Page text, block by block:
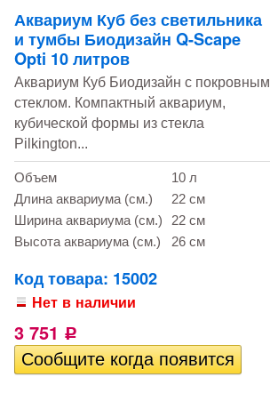
Аквариум Куб без светильника
и тумбы Биодизайн Q-Scape
Opti 10 литров
Аквариум Куб Биодизайн с покровным
стеклом. Компактный аквариум,
кубической формы из стекла
Pilkington...
Объем
10 л
Длина аквариума (см.)
22 см
Ширина аквариума (см.)
22 см
Высота аквариума (см.)
26 см
Код товара: 15002
Нет в наличии
3 751 Р